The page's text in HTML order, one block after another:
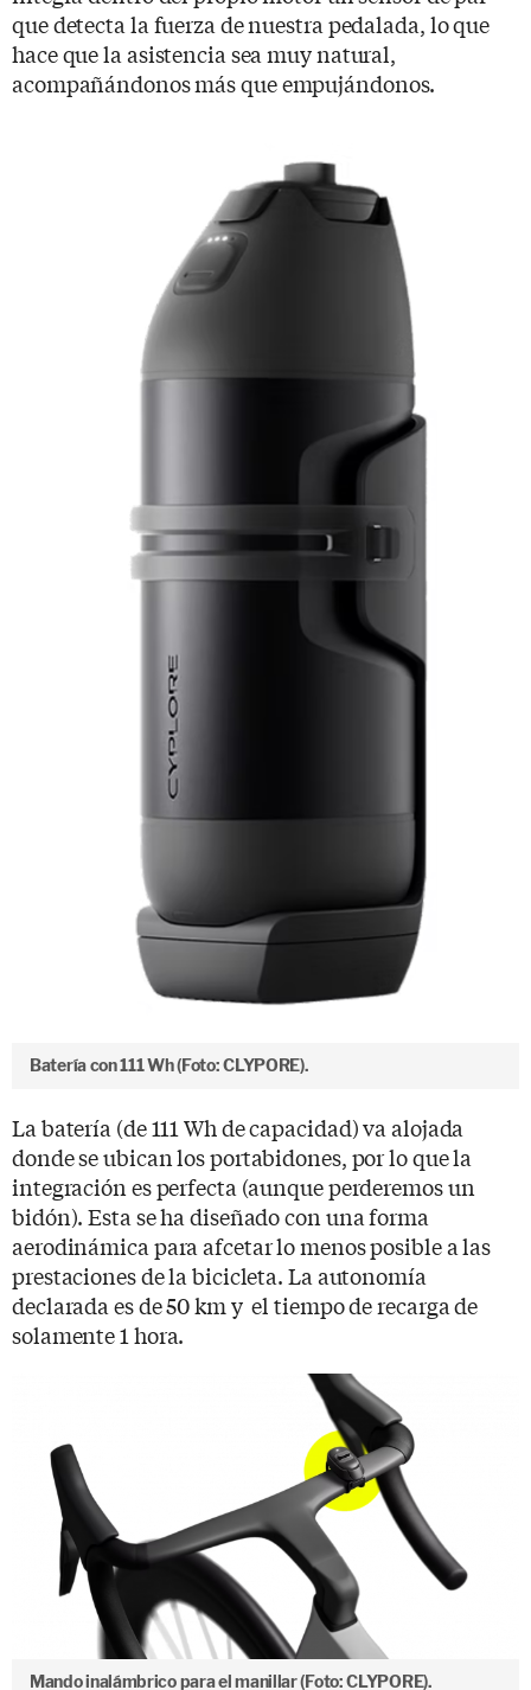
que detecta la fuerza de nuestra pedalada, lo que
hace que la asistencia sea muy natural,
acompañándonos más que empujándonos.
Batería con 111 Wh (Foto: CLYPORE).
La batería (de 111 Wh de capacidad) va alojada
donde se ubican los portabidones, por lo que la
integración es perfecta (aunque perderemos un
bidón). Esta se ha diseñado con una forma
aerodinámica para afcetar lo menos posible a las
prestaciones de la bicicleta. La autonomía
declarada es de 50 km y el tiempo de recarga de
solamente 1 hora.
Mando inalámbrico para el manillar (Foto: CLYPORE).